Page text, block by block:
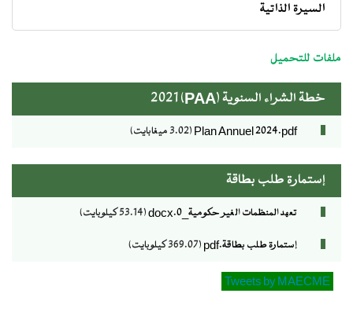
menu
ministre
السيرة الذاتية
ملفات للتحميل
خطة الشراء السنوية (PAA) 2021
Plan Annuel 2024.pdf (3.02 ميغابايت)
إستمارة طلب بطاقة
تعهد المنظمات الغير حكومية_0.docx (53.14 كيلوبايت)
إستمارة طلب بطاقة.pdf (369.07 كيلوبايت)
Tweets by MAECME